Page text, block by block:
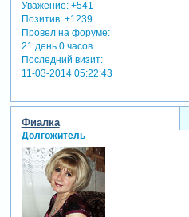
Уважение: +541
Позитив: +1239
Провел на форуме:
21 день 0 часов
Последний визит:
11-03-2014 05:22:43
Фиалка
Долгожитель